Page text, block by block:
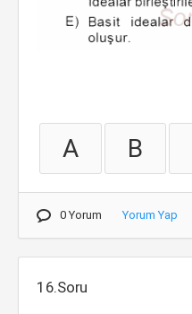
A B
0 Yorum Yorum Yap
16.Soru